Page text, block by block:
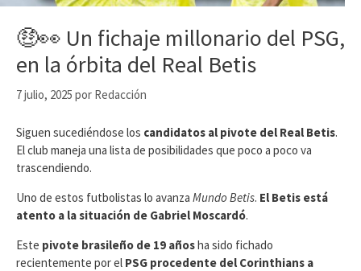
🤑👀 Un fichaje millonario del PSG,
en la órbita del Real Betis
7 julio, 2025 por Redacción
Siguen sucediéndose los candidatos al pivote del Real Betis.
El club maneja una lista de posibilidades que poco a poco va
trascendiendo.
Uno de estos futbolistas lo avanza Mundo Betis. El Betis está
atento a la situación de Gabriel Moscardó.
Este pivote brasileño de 19 añosha sido fichado
recientemente por el PSG procedente del Corinthians a